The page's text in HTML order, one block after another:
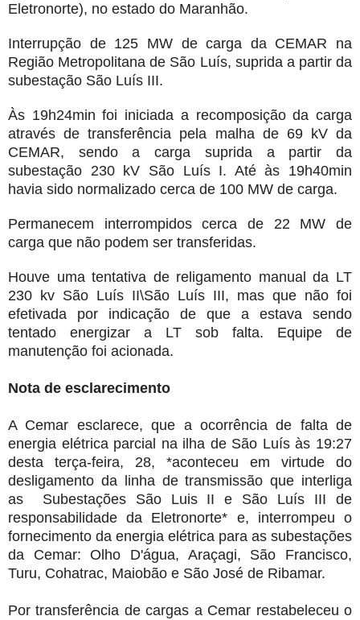
Eletronorte), no estado do Maranhão.
Interrupção de 125 MW de carga da CEMAR na
Região Metropolitana de São Luís, suprida a partir da
subestação São Luís III.
Às 19h24min foi iniciada a recomposição da carga
através de transferência pela malha de 69 kV da
CEMAR, sendo a carga suprida a partir da
subestação 230 kV São Luís I. Até às 19h40min
havia sido normalizado cerca de 100 MW de carga.
Permanecem interrompidos cerca de 22 MW de
carga que não podem ser transferidas.
Houve uma tentativa de religamento manual da LT
230 kv São Luís II\São Luís III, mas que não foi
efetivada por indicação de que a estava sendo
tentado energizar a LT sob falta. Equipe de
manutenção foi acionada.
Nota de esclarecimento
A Cemar esclarece, que a ocorrência de falta de
energia elétrica parcial na ilha de São Luís às 19:27
desta terça-feira, 28, *aconteceu em virtude do
desligamento da linha de transmissão que interliga
as Subestações São Luis II e São Luís III de
responsabilidade da Eletronorte* e, interrompeu o
fornecimento da energia elétrica para as subestações
da Cemar: Olho D'água, Araçagi, São Francisco,
Turu, Cohatrac, Maiobão e São José de Ribamar.
Por transferência de cargas a Cemar restabeleceu o